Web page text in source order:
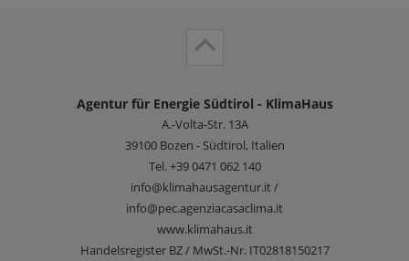
Agentur für Energie Südtirol - KlimaHaus
A.-Volta-Str. 13A
39100 Bozen - Südtirol, Italien
Tel.+39 0471 062 140
info@klimahausagentur.it /
info@pec.agenziacasaclima.it
www.klimahaus.it
Handelsregister BZ / MwSt.-Nr. IT02818150217